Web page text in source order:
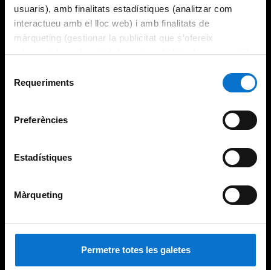
usuaris), amb finalitats estadístiques (analitzar com
interactueu amb el lloc web) i amb finalitats de
màrqueting (gestionar la publicitat que s’ofereix
adequant-la en funció dels vostres hàbits de navegació).
consultar laPolítica de galetes del lloc web de la
Requeriments
Preferències
Estadístiques
Màrqueting
Permetre totes les galetes